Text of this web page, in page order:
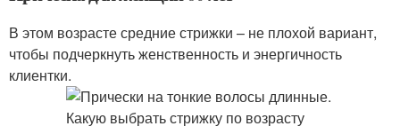
В этом возрасте средние стрижки – не плохой вариант,
чтобы подчеркнуть женственность и энергичность
клиентки.